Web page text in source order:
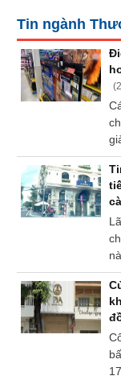
Tin ngành
(
tủ
Thuật
ngữ
vụ
(-)
Sách
tài